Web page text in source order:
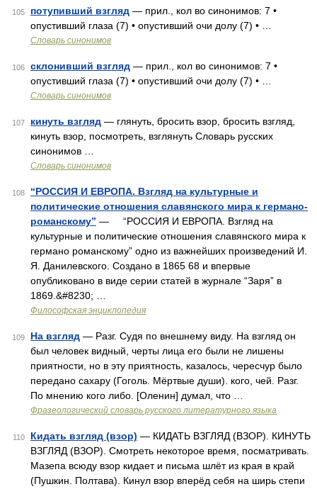
105 потупивший взгляд — прил., кол во синонимов: 7 •
опустивший глаза (7) • опустивший очи долу (7) • …
Словарь синонимов
106 склонивший взгляд — прил., кол во синонимов: 7 •
опустивший глаза (7) • опустивший очи долу (7) • …
Словарь синонимов
107 кинуть взгляд — глянуть, бросить взор, бросить взгляд,
кинуть взор, посмотреть, взглянуть Словарь русских
синонимов …
Словарь синонимов
108
“РОССИЯ И ЕВРОПА. Взгляд на культурные и
политические отношения славянского мира к германо-
романскому” — “РОССИЯ И ЕВРОПА. Взгляд на
культурные и политические отношения славянского мира к
германо романскому” одно из важнейших произведений И.
Я. Данилевского. Создано в 1865 68 и впервые
опубликовано в виде серии статей в журнале “Заря” в
1869.&#8230; …
Философская энциклопедия
109 На взгляд — Разг. Судя по внешнему виду. На взгляд он
был человек видный, черты лица его были не лишены
приятности, но в эту приятность, казалось, чересчур было
передано сахару (Гоголь. Мёртвые души). кого, чей. Разг.
По мнению кого либо. [Оленин] думал, что …
Фразеологический словарь русского литературного языка
110 Кидать взгляд (взор) — КИДАТЬ ВЗГЛЯД (ВЗОР). КИНУТЬ
ВЗГЛЯД (ВЗОР). Смотреть некоторое время, посматривать.
Мазепа всюду взор кидает и письма шлёт из края в край
(Пушкин. Полтава). Кинул взор вперёд себя на ширь степи